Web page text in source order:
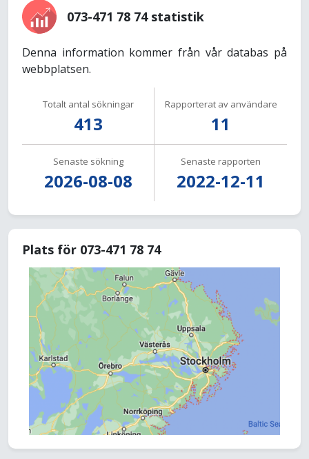
073-471 78 74 statistik
Denna information kommer från vår databas på
webbplatsen.
Totalt antal sökningar
413
Rapporterat av användare
11
Senaste sökning
2026-08-08
Senaste rapporten
2022-12-11
Plats för 073-471 78 74